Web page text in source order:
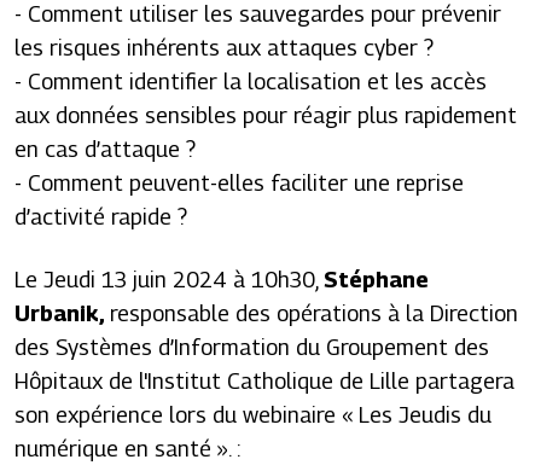
- Comment utiliser les sauvegardes pour prévenir
les risques inhérents aux attaques cyber ?
- Comment identifier la localisation et les accès
aux données sensibles pour réagir plus rapidement
en cas d’attaque ?
- Comment peuvent-elles faciliter une reprise
d’activité rapide ?
Le Jeudi 13 juin 2024 à 10h30, Stéphane
Urbanik, responsable des opérations à la Direction
des Systèmes d’Information du Groupement des
Hôpitaux de l'Institut Catholique de Lille partagera
son expérience lors du webinaire « Les Jeudis du
numérique en santé ». :